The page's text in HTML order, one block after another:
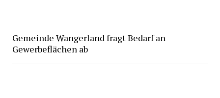
Gemeinde Wangerland fragt Bedarf an
Gewerbeflächen ab